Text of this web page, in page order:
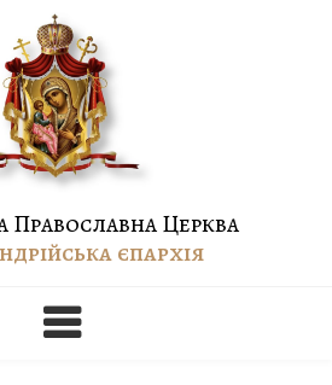
Православна Церква
єпархія